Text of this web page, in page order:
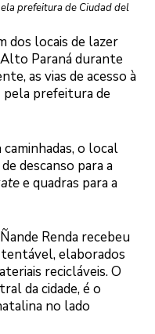
prefeitura de Ciudad del
dos locais de lazer
Paraná durante
as vias de acesso à
pela prefeitura de
o local
descanso para a
e quadras para a
Renda recebeu
elaborados
recicláveis. O
da cidade, é o
no lado